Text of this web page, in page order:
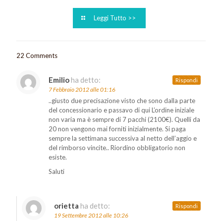
Leggi Tutto >>
22 Comments
Emilioha detto:
7 Febbraio 2012 alle 01:16
..giusto due precisazione visto che sono dalla parte
del concessionario e passavo di qui L’ordine iniziale
non varia ma è sempre di 7 pacchi (2100€). Quelli da
20 non vengono mai forniti inizialmente. Si paga
sempre la settimana successiva al netto dell’aggio e
del rimborso vincite.. Riordino obbligatorio non
esiste.
Saluti
Rispondi
orietta ha detto:
19 Settembre 2012 alle 10:26
Rispondi